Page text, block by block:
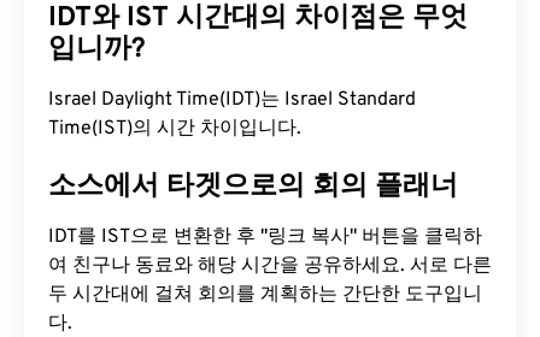
IDT와 IST 시간대의 차이점은 무엇
입니까?
Israel Daylight Time(IDT)는 Israel Standard
Time(IST)의 시간 차이입니다.
소스에서 타겟으로의 회의 플래너
IDT를 IST으로 변환한 후 "링크 복사" 버튼을 클릭하
여 친구나 동료와 해당 시간을 공유하세요. 서로 다른
두 시간대에 걸쳐 회의를 계획하는 간단한 도구입니
다.